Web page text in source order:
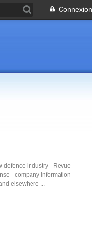
Connexion
defence industry - Revue
- company information -
elsewhere ...